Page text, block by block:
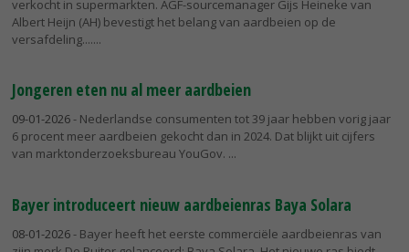
verkocht in supermarkten. AGF-sourcemanager Gijs Heineke van
Albert Heijn (AH) bevestigt het belang van aardbeien op de
versafdeling....
Jongeren eten nu al meer aardbeien
09-01-2026- Nederlandse consumenten tot 39 jaar hebben vorig jaar
6 procent meer aardbeien gekocht dan in 2024. Dat blijkt uit cijfers
van marktonderzoeksbureau YouGov.
Bayer introduceert nieuw aardbeienras Baya Solara
08-01-2026- Bayer heeft het eerste commerciële aardbeienras van